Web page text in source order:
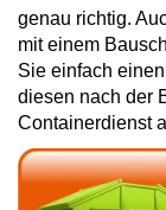
genau richtig.
mit einem
Sie einfach
diesen nach der
Containerdienst